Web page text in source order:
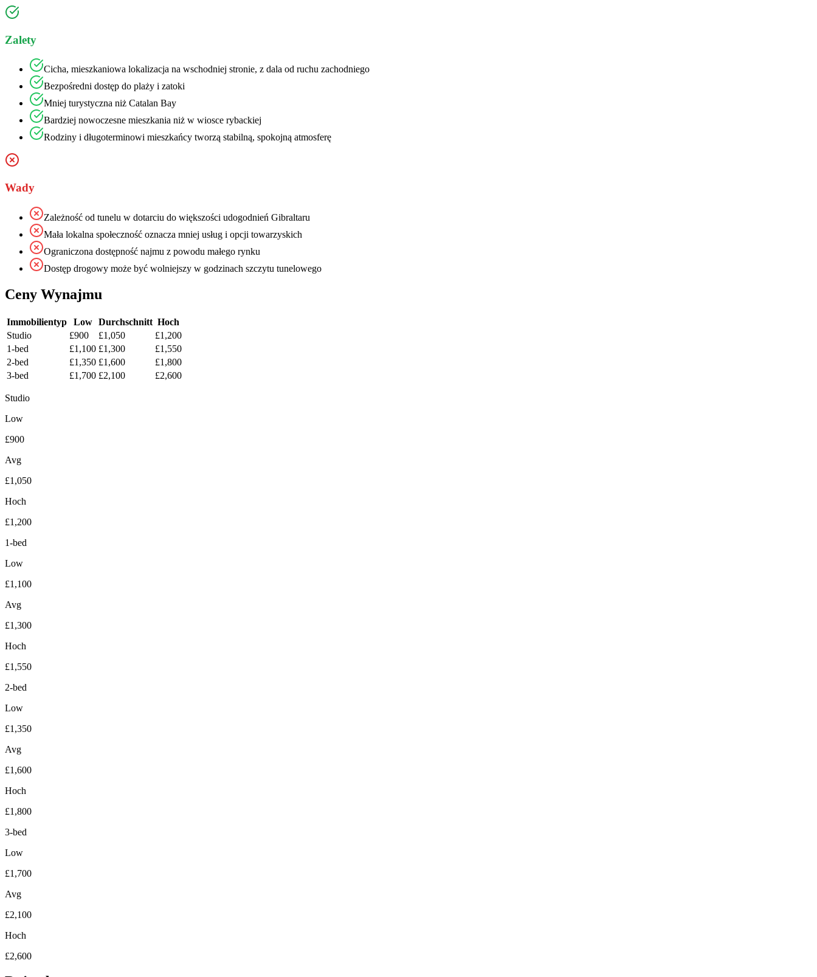
Zalety
Cicha, mieszkaniowa lokalizacja na wschodniej stronie, z dala od ruchu zachodniego
Bezpośredni dostęp do plaży i zatoki
Mniej turystyczna niż Catalan Bay
Bardziej nowoczesne mieszkania niż w wiosce rybackiej
Rodziny i długoterminowi mieszkańcy tworzą stabilną, spokojną atmosferę
Wady
Zależność od tunelu w dotarciu do większości udogodnień Gibraltaru
Mała lokalna społeczność oznacza mniej usług i opcji towarzyskich
Ograniczona dostępność najmu z powodu małego rynku
Dostęp drogowy może być wolniejszy w godzinach szczytu tunelowego
Ceny Wynajmu
Immobilientyp Low Durchschnitt Hoch
Studio
£900 £1,050
£1,200
1-bed
£1,100 £1,300
£1,550
2-bed
£1,350 £1,600
£1,800
3-bed
£1,700 £2,100 £2,600
Studio
Low
£900
Avg
£1,050
Hoch
£1,200
1-bed
Low
£1,100
Avg
£1,300
Hoch
£1,550
2-bed
Low
£1,350
Avg
£1,600
Hoch
£1,800
3-bed
Low
£1,700
Avg
£2,100
Hoch
£2,600